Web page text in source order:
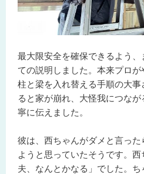
最大限安全を確保できるよう
ての説明しました。本来プロが
柱と梁を入れ替える手順の大事
ると家が崩れ、大怪我につな
寧に伝えました。
彼は、西ちゃんがダメと言っ
ようと思っていたそうです。
夫、なんとかなる」でした。